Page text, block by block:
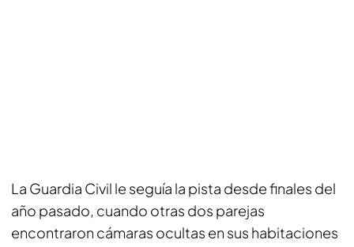
La Guardia Civil le seguía la pista desde finales del
año pasado, cuando otras dos parejas
encontraron cámaras ocultas en sus habitaciones